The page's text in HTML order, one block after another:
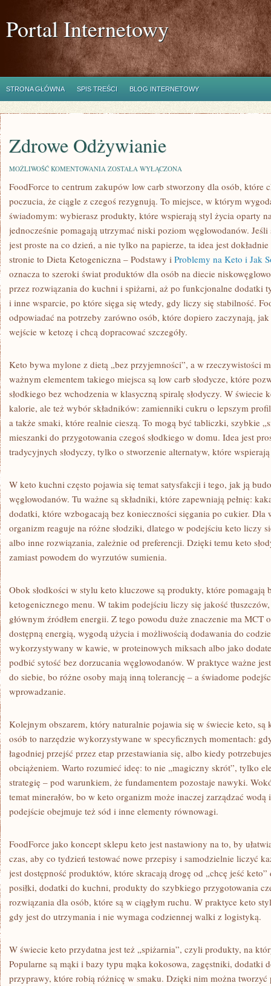
Portal Internetowy
STRONA GŁÓWNA SPIS TREŚCI BLOG INTERNETOWY
Zdrowe Odżywianie
MOŻLIWOŚĆ KOMENTOWANIA ZDROWE
ZOSTAŁA WYŁĄCZONA
FoodForce to centrum zakupów low carb stworzony dla osób, które
poczucia, że ciągle z czegoś rezygnują. To miejsce, w którym
świadomym: wybierasz produkty, które wspierają styl życia oparty
jednocześnie pomagają utrzymać niski poziom węglowodanów.
jest proste na co dzień, a nie tylko na papierze, ta idea jest
stronie to Dieta Ketogeniczna – Podstawy i Problemy na Keto i Jak
oznacza to szeroki świat produktów dla osób na diecie
przez rozwiązania do kuchni i spiżarni, aż po funkcjonalne dodatki
i inne wsparcie, po które sięga się wtedy, gdy liczy się stabilność.
odpowiadać na potrzeby zarówno osób, które dopiero zaczynają,
wejście w ketozę i chcą dopracować szczegóły.
Keto bywa mylone z dietą „bez przyjemności”, a w rzeczywistości
ważnym elementem takiego miejsca są low carb słodycze, które
słodkiego bez wchodzenia w klasyczną spiralę słodyczy. W świecie
kalorie, ale też wybór składników: zamienniki cukru o lepszym
a także smaki, które realnie cieszą. To mogą być tabliczki, szybkie
mieszanki do przygotowania czegoś słodkiego w domu. Idea jest
tradycyjnych słodyczy, tylko o stworzenie alternatyw, które
W keto kuchni często pojawia się temat satysfakcji i tego, jak ją
węglowodanów. Tu ważne są składniki, które zapewniają pełnię:
dodatki, które wzbogacają bez konieczności sięgania po cukier. Dla
organizm reaguje na różne słodziki, dlatego w podejściu keto liczy
albo inne rozwiązania, zależnie od preferencji. Dzięki temu keto
zamiast powodem do wyrzutów sumienia.
Obok słodkości w stylu keto kluczowe są produkty, które pomagają
ketogenicznego menu. W takim podejściu liczy się jakość
głównym źródłem energii. Z tego powodu duże znaczenie ma
dostępną energią, wygodą użycia i możliwością dodawania do
wykorzystywany w kawie, w proteinowych miksach albo jako
podbić sytość bez dorzucania węglowodanów. W praktyce ważne
do siebie, bo różne osoby mają inną tolerancję – a świadome
wprowadzanie.
Kolejnym obszarem, który naturalnie pojawia się w świecie keto, są
osób to narzędzie wykorzystywane w specyficznych momentach:
łagodniej przejść przez etap przestawiania się, albo kiedy
obciążeniem. Warto rozumieć ideę: to nie „magiczny skrót”, tylko
strategię – pod warunkiem, że fundamentem pozostaje nawyki.
temat minerałów, bo w keto organizm może inaczej zarządzać
podejście obejmuje też sód i inne elementy równowagi.
FoodForce jako koncept sklepu keto jest nastawiony na to, by
czas, aby co tydzień testować nowe przepisy i samodzielnie liczyć
jest dostępność produktów, które skracają drogę od „chcę jeść keto”
posiłki, dodatki do kuchni, produkty do szybkiego przygotowania
rozwiązania dla osób, które są w ciągłym ruchu. W praktyce keto
gdy jest do utrzymania i nie wymaga codziennej walki z logistyką.
W świecie keto przydatna jest też „spiżarnia”, czyli produkty, na
Popularne są mąki i bazy typu mąka kokosowa, zagęstniki, dodatki
przyprawy, które robią różnicę w smaku. Dzięki nim można tworzyć